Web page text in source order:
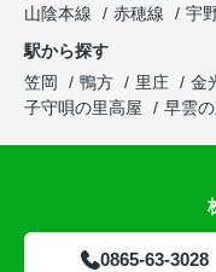
山陰本線
赤穂線 宇
駅から探す
笠岡
鴨方 里庄 金
子守唄の里高屋
早雲
0865-63-3028